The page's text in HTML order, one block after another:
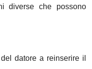
diverse che possono
datore a reinserire il